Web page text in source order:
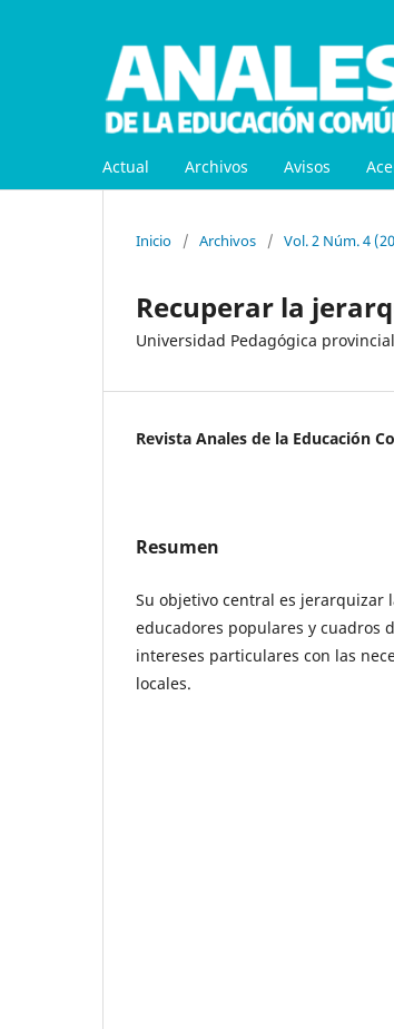
Actual Archivos Avisos
Inicio / Archivos / Vol. 2 Núm. 4
Recuperar la
Universidad Pedagógica provincial
Revista Anales de la Educación
Resumen
Su objetivo central es jerarquizar
educadores populares y cuadros
intereses particulares con las
locales.